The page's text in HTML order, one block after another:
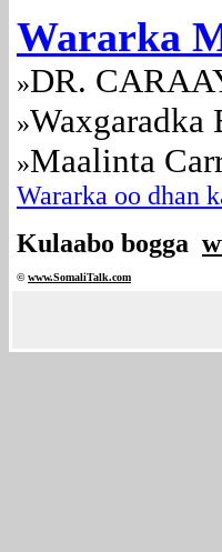
Wararka
»DR.
»Waxgaradka
»Maalinta
Wararka oo dhan
Kulaabo bogga
©www.SomaliTalk.com